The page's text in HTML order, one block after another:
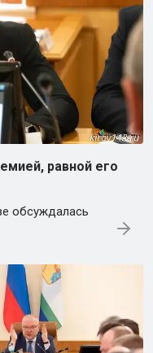
равной его
обсуждалась